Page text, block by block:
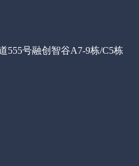
555号融创智谷A7-9栋/C5栋